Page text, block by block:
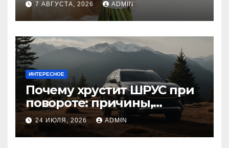
7 АВГУСТА, 2026 ADMIN
ИНТЕРЕСНОЕ
Почему хрустит ШРУС при
повороте: причины,
диагностика
24 ИЮЛЯ, 2026 ADMIN